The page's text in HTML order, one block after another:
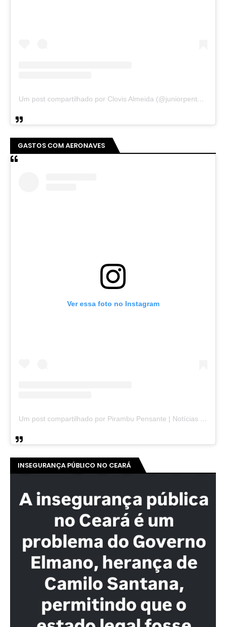
Um post compartilhado por Clovis Almeida (@juniorpentecoste01)
GASTOS COM AERONAVES
Ver essa foto no Instagram
Um post compartilhado por Pirambu Pensante | Notícias & Entretenimento (@pirambupensante)
INSEGURANÇA PÚBLICO NO CEARÁ